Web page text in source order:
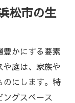
松市の生
豊かにする要素
や庭は、家族や
のにします。特
ングスペース